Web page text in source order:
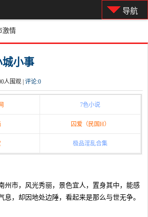
导航
激情
小事
人围观 | 评论:0
7色小说
囚爱（民国H）
极品淫乱合集
市，风光秀丽，景色宜人，置身其中，能感
息，却因地处边陲，看起来是那么与世无争。